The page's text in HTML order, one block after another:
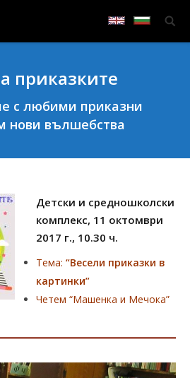
приказките
с любими приказни
нови вълшебства
Детски и средношколски
комплекс, 11 октомври
2017 г., 10.30 ч.
Тема: “Весели приказки в
картинки”
Четем “Машенка и Мечока”